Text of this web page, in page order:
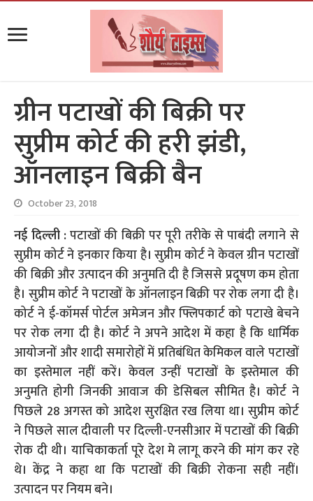
ग्रीन पटाखों की बिक्री पर
सुप्रीम कोर्ट की हरी झंडी,
ऑनलाइन बिक्री बैन
October 23, 2018
नई दिल्ली :पटाखों की बिक्री पर पूरी तरीके से पाबंदी लगाने से
सुप्रीम कोर्ट ने इनकार किया है। सुप्रीम कोर्ट ने केवल ग्रीन पटाखों
की बिक्री और उत्पादन की अनुमति दी है जिससे प्रदूषण कम होता
है। सुप्रीम कोर्ट ने पटाखों के ऑनलाइन बिक्री पर रोक लगा दी है।
कोर्ट ने ई-कॉमर्स पोर्टल अमेजन और फ्लिपकार्ट को पटाखे बेचने
पर रोक लगा दी है। कोर्ट ने अपने आदेश में कहा है कि धार्मिक
आयोजनों और शादी समारोहों में प्रतिबंधित केमिकल वाले पटाखों
का इस्तेमाल नहीं करें। केवल उन्हीं पटाखों के इस्तेमाल की
अनुमति होगी जिनकी आवाज की डेसिबल सीमित है। कोर्ट ने
पिछले 28 अगस्त को आदेश सुरक्षित रख लिया था। सुप्रीम कोर्ट
ने पिछले साल दीवाली पर दिल्ली-एनसीआर में पटाखों की बिक्री
रोक दी थी। याचिकाकर्ता पूरे देश मे लागू करने की मांग कर रहे
थे। केंद्र ने कहा था कि पटाखों की बिक्री रोकना सही नहीं।
उत्पादन पर नियम बने।